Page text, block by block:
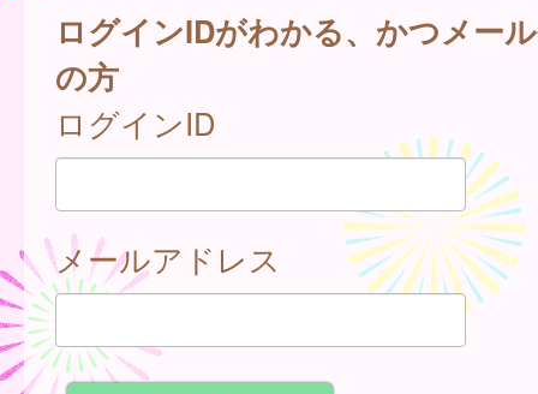
ログインIDがわかる、かつメー
の方
ログインID
メールアドレス